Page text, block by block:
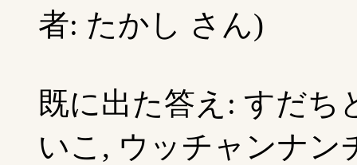
者: たかし さん)
既に出た答え: すだち
いこ, ウッチャンナン